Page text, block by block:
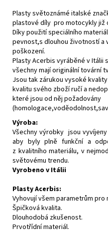
Plasty světoznámé italské
plastové díly pro motocykly již
Díky použití speciálního
pevnost,s dlouhou životností
poškození.
Plasty Acerbis vyráběné v Itálii
všechny mají originální tovární
Jsou tak zárukou vysoké
kvalitu svého zboží ručí a
které jsou od něj požadovány
Výroba:
Všechny výrobky jsou
aby byly plně funkční a
z kvalitního materiálu, v
světovému trendu.
Vyrobeno v Itálii
Plasty Acerbis:
Vyhovují všem parametrům pro
Špičková kvalita.
Dlouhodobá zkušenost.
Prvotřídní materiál.